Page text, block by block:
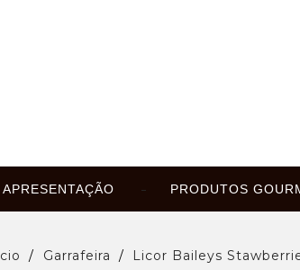
APRESENTAÇÃO PRODUTOS
Garrafeira Licor Baileys